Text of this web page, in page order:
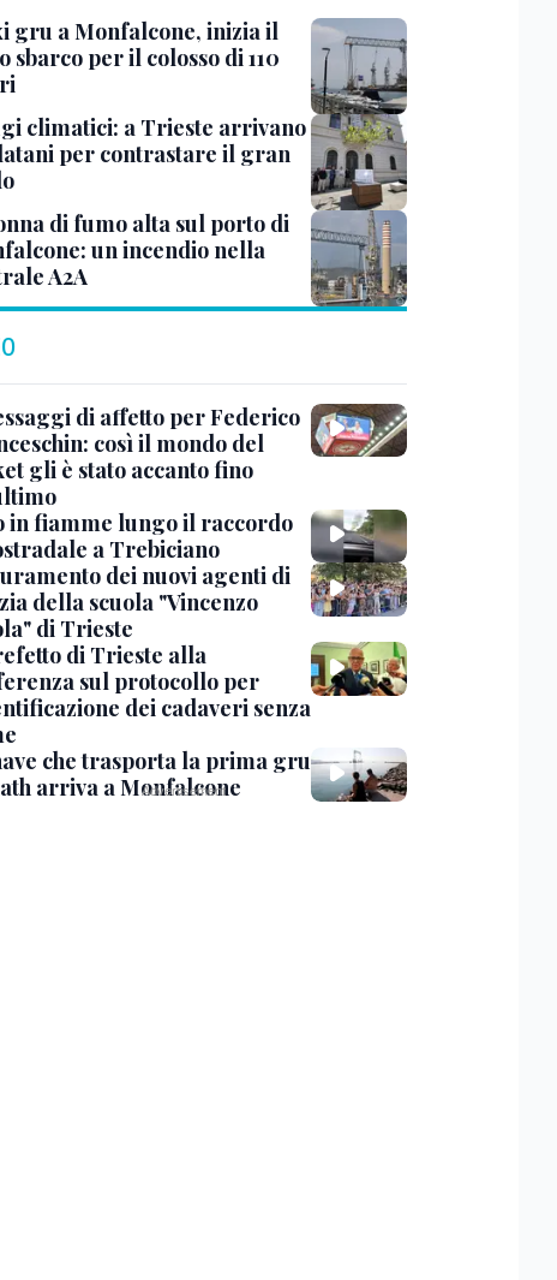
gru a Monfalcone, inizia il
sbarco per il colosso di 110
climatici: a Trieste arrivano
per contrastare il gran
di fumo alta sul porto di
un incendio nella
A2A
di affetto per Federico
così il mondo del
gli è stato accanto fino
in fiamme lungo il raccordo
a Trebiciano
dei nuovi agenti di
della scuola "Vincenzo
di Trieste
di Trieste alla
sul protocollo per
dei cadaveri senza
che trasporta la prima gru
arriva a Monfalcone